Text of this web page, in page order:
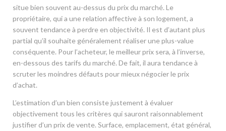
situe bien souvent au-dessus du prix du marché. Le
propriétaire, qui a une relation affective à son logement, a
souvent tendance à perdre en objectivité. Il est d’autant plus
partial qu’il souhaite généralement réaliser une plus-value
conséquente. Pour l’acheteur, le meilleur prix sera, à l’inverse,
en-dessous des tarifs du marché. De fait, il aura tendance à
scruter les moindres défauts pour mieux négocier le prix
d’achat.
L’estimation d’un bien consiste justement à évaluer
objectivement tous les critères qui sauront raisonnablement
justifier d’un prix de vente. Surface, emplacement, état général,